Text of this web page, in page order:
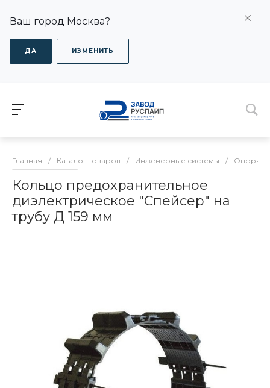
Ваш город Москва?
ДА ИЗМЕНИТЬ
Главная / Каталог товаров / Инженерные системы / Опорно-
Кольцо предохранительное
диэлектрическое "Спейсер" на
трубу Д 159 мм